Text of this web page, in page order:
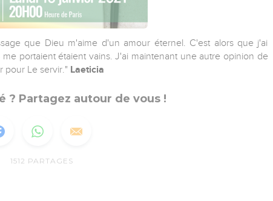
que Dieu m'aime d'un amour éternel. C'est alors que j'ai
portaient étaient vains. J'ai maintenant une autre opinion de
pour Le servir." Laeticia
? Partagez autour de vous !
1512 PARTAGES